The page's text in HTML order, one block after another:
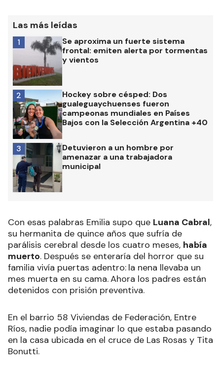
Las más leídas
Se aproxima un fuerte sistema
frontal: emiten alerta por tormentas
y vientos
1
Hockey sobre césped: Dos
gualeguaychuenses fueron
campeonas mundiales en Países
Bajos con la Selección Argentina +40
2
Detuvieron a un hombre por
amenazar a una trabajadora
municipal
3
Con esas palabras Emilia supo que Luana Cabral,
su hermanita de quince años que sufría de
parálisis cerebral desde los cuatro meses, había
muerto. Después se enteraría del horror que su
familia vivía puertas adentro: la nena llevaba un
mes muerta en su cama.Ahora los padres están
detenidos con prisión preventiva.
En el barrio 58 Viviendas de Federación, Entre
Ríos, nadie podía imaginar lo que estaba pasando
en la casa ubicada en el cruce de Las Rosas y Tita
Bonutti.